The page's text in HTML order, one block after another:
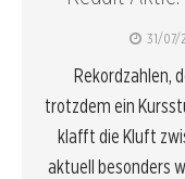
31/07/
Rekordzahlen,
trotzdem ein
klafft die Kluft
aktuell besonders